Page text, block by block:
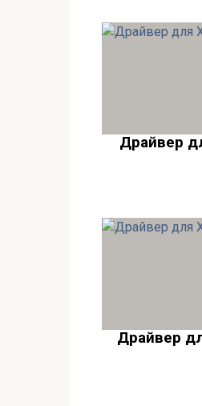
Драйвер
Драйвер